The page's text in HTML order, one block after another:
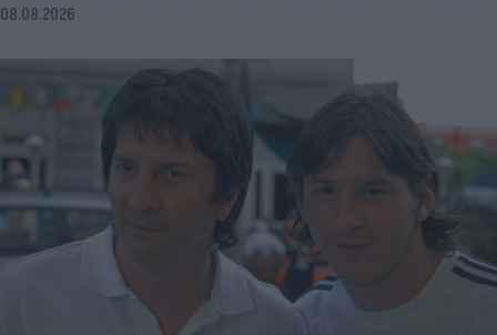
08.08.2026